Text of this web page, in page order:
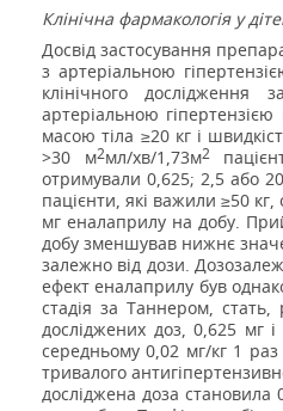
Клінічна фармакологія у
Досвід застосування
з артеріальною
клінічного
артеріальною
масою тіла ≥20 кгі
>30 м2мл/хв/1,73м2
отримували 0,625; 2,5 або
пацієнти, які важили ≥50 кг,
мг еналаприлу на добу.
добу зменшував нижнє
залежно від дози.
ефект еналаприлу був
стадія за Таннером,
досліджених доз, 0,625 мг
середньому 0,02 мг/кг 1
тривалого
досліджена доза становила